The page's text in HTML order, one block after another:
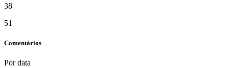
38
51
Comentários
Por data